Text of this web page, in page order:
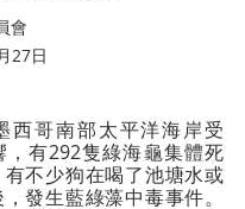
會
27日
西哥南部太平洋海岸受
，有292隻綠海龜集體死
不少狗在喝了池塘水或
發生藍綠藻中毒事件。